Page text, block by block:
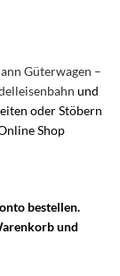
Güterwagen –
und
oder Stöbern
Shop
bestellen.
und